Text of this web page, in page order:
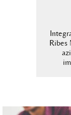
Ribes